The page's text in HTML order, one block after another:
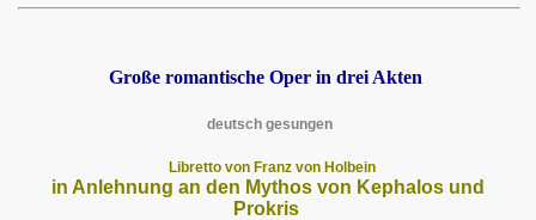
Große romantische Oper in drei Akten
deutsch gesungen
Libretto von Franz von Holbein
in Anlehnung an den Mythos von Kephalos und
Prokris